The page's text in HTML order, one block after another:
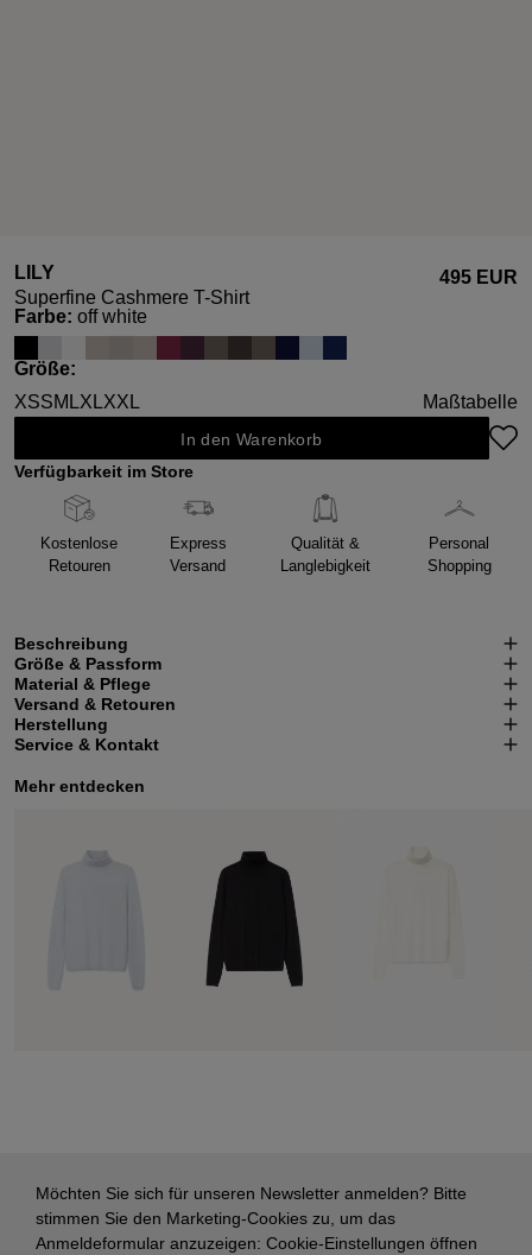
LILY
Superfine Cashmere T-Shirt
495 EUR
Farbeauswählen
: off white
Größeauswählen
:
XSSM LXLXXL Maßtabelle
In den Warenkorb
Verfügbarkeit im Store
Kostenlose
Retouren
Express
Versand
Qualität &
Langlebigkeit
Personal
Shopping
Beschreibung
Größe & Passform
Material & Pflege
Versand & Retouren
Herstellung
Service & Kontakt
Mehr entdecken
Möchten Sie sich für unseren Newsletter anmelden? Bitte
stimmen Sie den Marketing-Cookies zu, um das
Anmeldeformular anzuzeigen: Cookie-Einstellungen öffnen